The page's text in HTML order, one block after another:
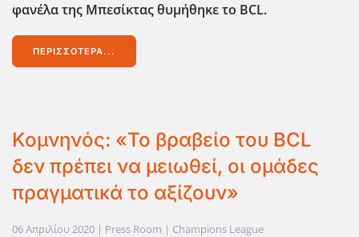
φανέλα της Μπεσίκτας θυμήθηκε το BCL.
ΠΕΡΙΣΣΌΤΕΡΑ...
Κομνηνός: «Το βραβείο του BCL
δεν πρέπει να μειωθεί, οι ομάδες
πραγματικά το αξίζουν»
06 Απριλίου 2020 | Press Room | Champions League